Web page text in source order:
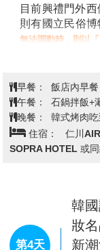
目前興禮門外
則有國立民俗博
無法調動時，則以
存了上流階層的
德宮和宗廟間
宅區。緊鄰兩大
像樹枝般分岔
人風景。
觀賞演出，同
※註：若遇秀
敬請見諒！
早餐：
飯店內早餐
午餐：
⽯鍋拌飯+
晚餐：
韓式烤肉
住宿：
仁川
SOPRA HOTEL 或同
第4天
韓
妝
新